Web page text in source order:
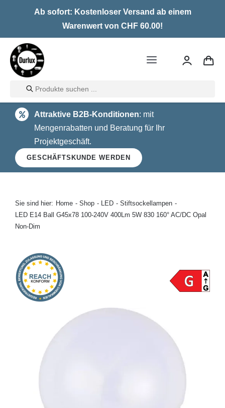
Ab sofort: Kostenloser Versand ab einem
Warenwert von CHF 60.00!
Toggle
Home
LED
Halogen
Glühlampen
Kontakt
Products
search
Attraktive B2B-Konditionen: mit
Mengenrabatten und Beratung für Ihr
Projektgeschäft.
GESCHÄFTSKUNDE WERDEN
Sie sind hier: Home Shop LED
Stiftsockellampen
LED E14 Ball G45x78 100-240V 400Lm 5W 830 160° AC/DC Opal
Non-Dim